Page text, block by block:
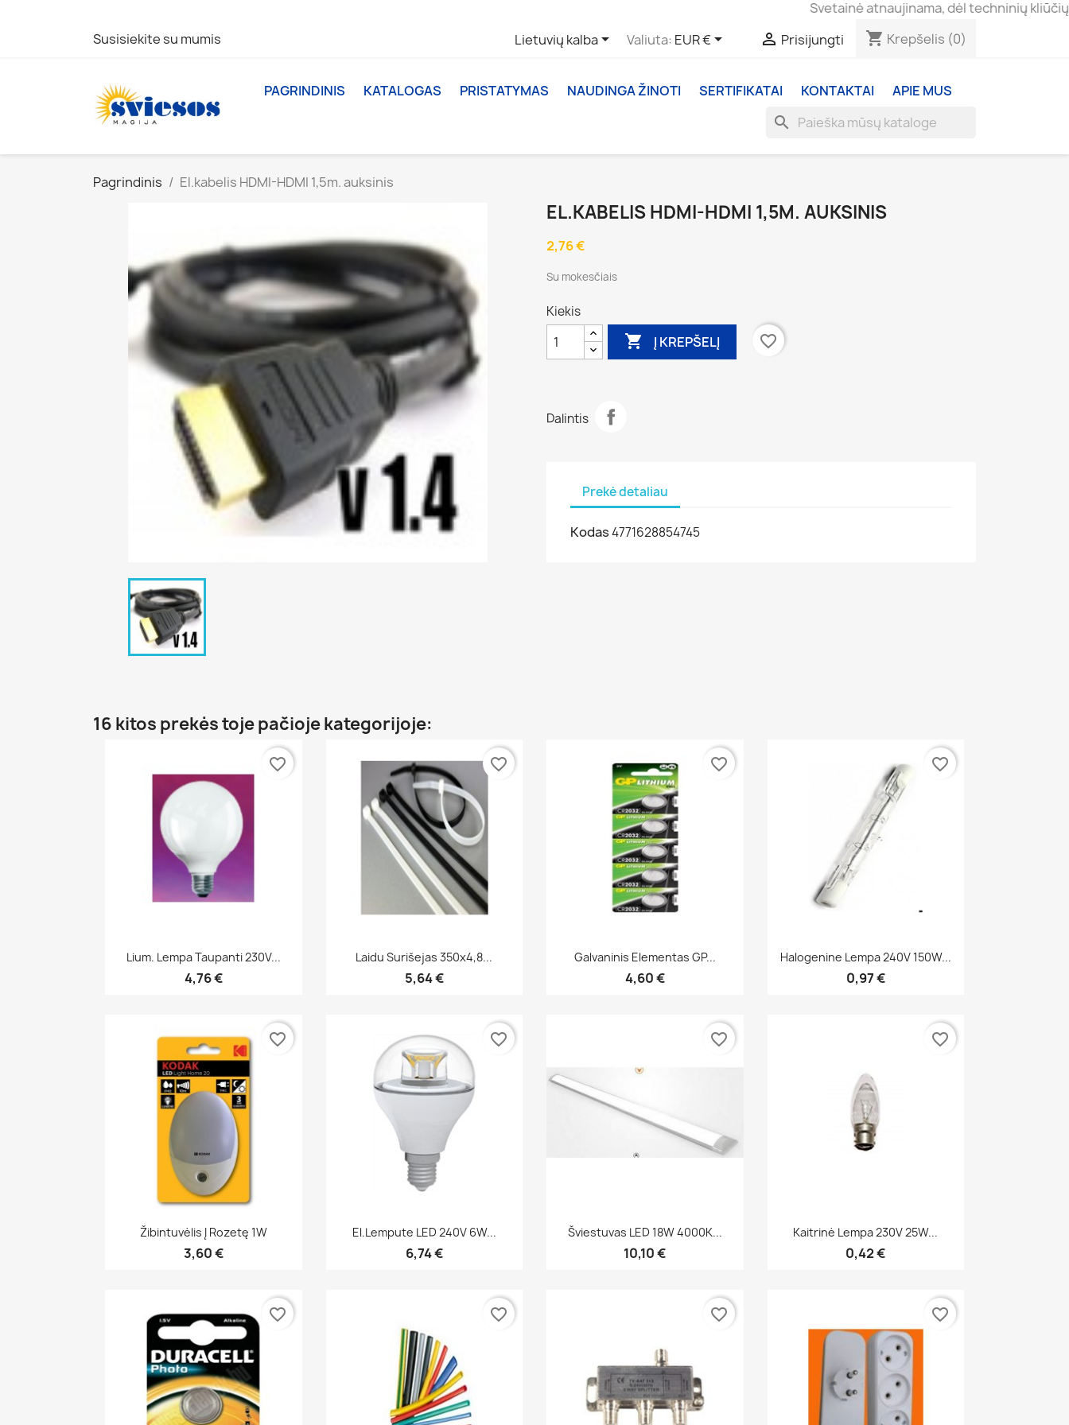
Svetainė atnaujinama, dėl techninių kliūčių
Susisiekite su mumis
Lietuvių kalba Valiuta: EUR €  Prisijungti shopping_cart Krepšelis (0)
PAGRINDINIS KATALOGAS PRISTATYMAS NAUDINGA ŽINOTI SERTIFIKATAI KONTAKTAI APIE MUS
search
Pagrindinis El.kabelis HDMI-HDMI 1,5m. auksinis
EL.KABELIS HDMI-HDMI 1,5M. AUKSINIS
2,76 €
Su mokesčiais
Kiekis
 Į KREPŠELĮ favorite_border
Dalintis
Prekė detaliau
Kodas4771628854745
16 kitos prekės toje pačioje kategorijoje:
Greita peržiūra
Lium. Lempa Taupanti 230V...
4,76 €
favorite_border
 Greita peržiūra
Laidu Surišejas 350x4,8...
5,64 €
favorite_border
Greita peržiūra
Galvaninis Elementas GP...
4,60 €
favorite_border
Greita peržiūra
Halogenine Lempa 240V 150W...
0,97 €
favorite_border
Greita peržiūra
Žibintuvėlis Į Rozetę 1W
3,60 €
favorite_border
Greita peržiūra
El.lempute LED 240V 6W...
6,74 €
favorite_border
Greita peržiūra
Šviestuvas LED 18W 4000K...
10,10 €
favorite_border
Greita peržiūra
Kaitrinė Lempa 230V 25W...
0,42 €
favorite_border
favorite_border favorite_border favorite_border favorite_border